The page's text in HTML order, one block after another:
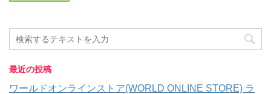
最近の投稿
ワールドオンラインストア(WORLD ONLINE STORE) ラ